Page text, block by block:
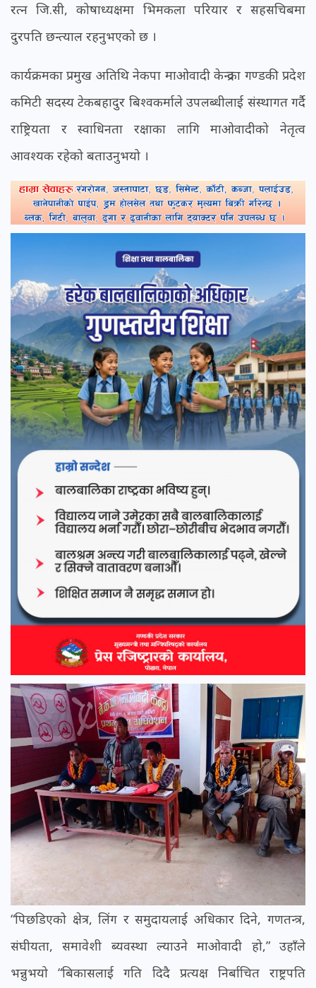
रत्न जि.सी, कोषाध्यक्षमा भिमकला परियार र सहसचिबमा
दुरपति छन्त्याल रहनुभएको छ ।
कार्यक्रमका प्रमुख अतिथि नेकपा माओवादी केन्द्रका गण्डकी प्रदेश
कमिटी सदस्य टेकबहादुर बिश्वकर्माले उपलब्धीलाई संस्थागत गर्दै
राष्ट्रियता र स्वाधिनता रक्षाका लागि माओवादीको नेतृत्व
आवश्यक रहेको बताउनुभयो ।
“पिछडिएको क्षेत्र, लिंग र समुदायलाई अधिकार दिने, गणतन्त्र,
संघीयता, समावेशी ब्यवस्था ल्याउने माओवादी हो,” उहाँले
भन्नुभयो “बिकासलाई गति दिदै प्रत्यक्ष निर्बाचित राष्ट्रपति